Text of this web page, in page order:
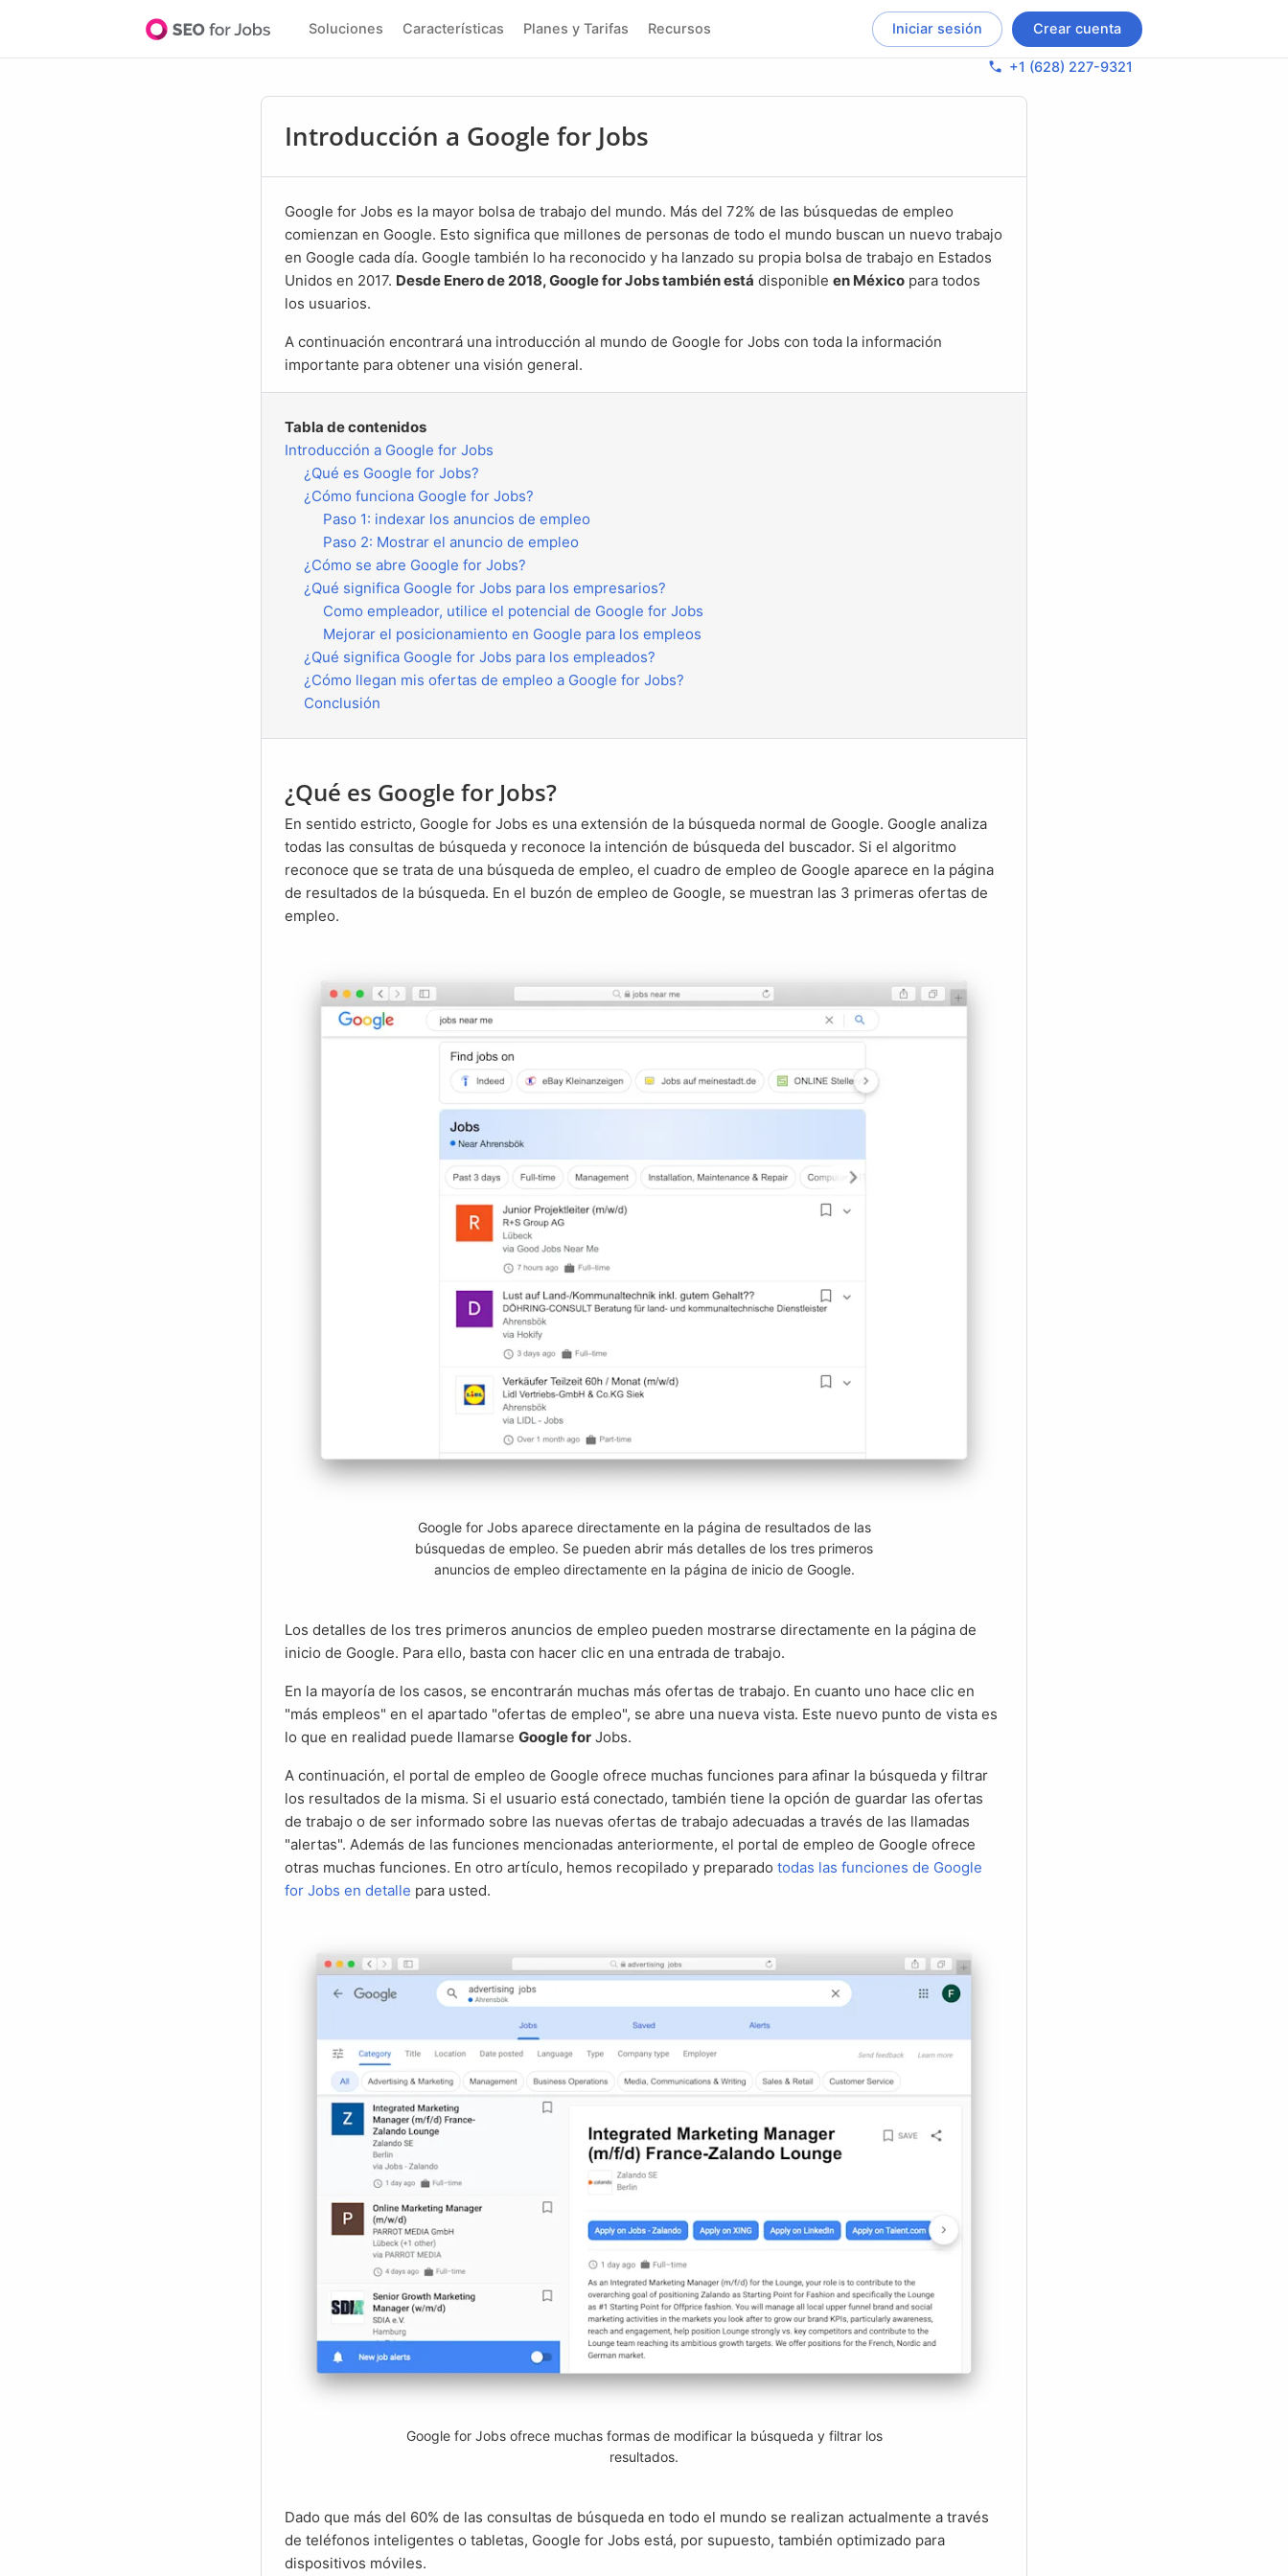
Soluciones Características Planes y Tarifas Recursos Crear cuenta
Iniciar sesión
phone +1 (628) 227-9321
Introducción a Google for Jobs
Google for Jobs es la mayor bolsa de trabajo del mundo. Más del 72% de las búsquedas de empleo
comienzan en Google. Esto significa que millones de personas de todo el mundo buscan un nuevo trabajo
en Google cada día. Google también lo ha reconocido y ha lanzado su propia bolsa de trabajo en Estados
Unidos en 2017. Desde Enero de 2018, Google for Jobs también está disponible en México para todos
los usuarios.
A continuación encontrará una introducción al mundo de Google for Jobs con toda la información
importante para obtener una visión general.
Tabla de contenidos
Introducción a Google for Jobs
¿Qué es Google for Jobs?
¿Cómo funciona Google for Jobs?
Paso 1: indexar los anuncios de empleo
Paso 2: Mostrar el anuncio de empleo
¿Cómo se abre Google for Jobs?
¿Qué significa Google for Jobs para los empresarios?
Como empleador, utilice el potencial de Google for Jobs
Mejorar el posicionamiento en Google para los empleos
¿Qué significa Google for Jobs para los empleados?
¿Cómo llegan mis ofertas de empleo a Google for Jobs?
Conclusión
¿Qué es Google for Jobs?
En sentido estricto, Google for Jobs es una extensión de la búsqueda normal de Google. Google analiza
todas las consultas de búsqueda y reconoce la intención de búsqueda del buscador. Si el algoritmo
reconoce que se trata de una búsqueda de empleo, el cuadro de empleo de Google aparece en la página
de resultados de la búsqueda. En el buzón de empleo de Google, se muestran las 3 primeras ofertas de
empleo.
Google for Jobs aparece directamente en la página de resultados de las
búsquedas de empleo. Se pueden abrir más detalles de los tres primeros
anuncios de empleo directamente en la página de inicio de Google.
Los detalles de los tres primeros anuncios de empleo pueden mostrarse directamente en la página de
inicio de Google. Para ello, basta con hacer clic en una entrada de trabajo.
En la mayoría de los casos, se encontrarán muchas más ofertas de trabajo. En cuanto uno hace clic en
"más empleos" en el apartado "ofertas de empleo", se abre una nueva vista. Este nuevo punto de vista es
lo que en realidad puede llamarse Google for Jobs.
A continuación, el portal de empleo de Google ofrece muchas funciones para afinar la búsqueda y filtrar
los resultados de la misma. Si el usuario está conectado, también tiene la opción de guardar las ofertas
de trabajo o de ser informado sobre las nuevas ofertas de trabajo adecuadas a través de las llamadas
"alertas". Además de las funciones mencionadas anteriormente, el portal de empleo de Google ofrece
otras muchas funciones. En otro artículo, hemos recopilado y preparado todas las funciones de Google
for Jobs en detalle para usted.
Google for Jobs ofrece muchas formas de modificar la búsqueda y filtrar los
resultados.
Dado que más del 60% de las consultas de búsqueda en todo el mundo se realizan actualmente a través
de teléfonos inteligentes o tabletas, Google for Jobs está, por supuesto, también optimizado para
dispositivos móviles.